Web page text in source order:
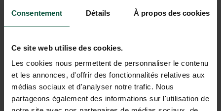
Consentement Détails À propos des cookies
Ce site web utilise des cookies.
Les cookies nous permettent de personnaliser le contenu
et les annonces, d'offrir des fonctionnalités relatives aux
médias sociaux et d'analyser notre trafic. Nous
partageons également des informations sur l'utilisation de
Huttopia Landes Sud
13/09/2026
Wald Ozean Brook
Rumbo al sur de las Landas, a solo 5
km del lago de Léon. Este camping,
situado en pleno bosque, ofrece